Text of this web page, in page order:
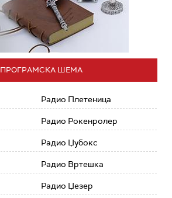
ПРОГРАМСКА ШЕМА
Радио Плетеница
Радио Рокенролер
Радио Џубокс
Радио Вртешка
Радио Џезер